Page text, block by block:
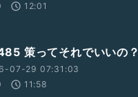
12:01
策ってそれでいいの？
07-29 07:31:03
11:58